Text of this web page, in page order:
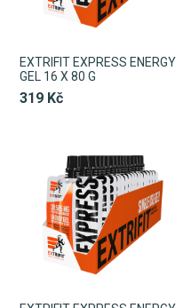
EXTRIFIT EXPRESS ENERGY
GEL 16 X 80 G
319 Kč